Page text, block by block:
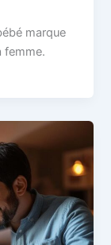
marque
femme.